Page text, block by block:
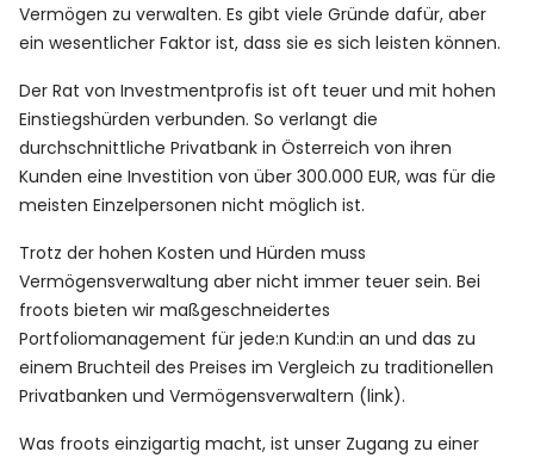
Vermögen zu verwalten. Es gibt viele Gründe dafür, aber
ein wesentlicher Faktor ist, dass sie es sich leisten können.
Der Rat von Investmentprofis ist oft teuer und mit hohen
Einstiegshürden verbunden. So verlangt die
durchschnittliche Privatbank in Österreich von ihren
Kunden eine Investition von über 300.000 EUR, was für die
meisten Einzelpersonen nicht möglich ist.
Trotz der hohen Kosten und Hürden muss
Vermögensverwaltung aber nicht immer teuer sein. Bei
froots bieten wir maßgeschneidertes
Portfoliomanagement für jede:n Kund:in an und das zu
einem Bruchteil des Preises im Vergleich zu traditionellen
Privatbanken und Vermögensverwaltern (link).
Was froots einzigartig macht, ist unser Zugang zu einer